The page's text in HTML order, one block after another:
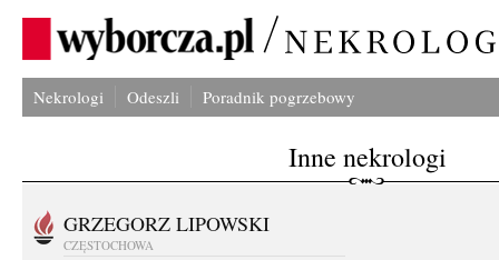
Nekrologi Odeszli Poradnik pogrzebowy
Inne nekrologi
GRZEGORZ LIPOWSKI
CZĘSTOCHOWA